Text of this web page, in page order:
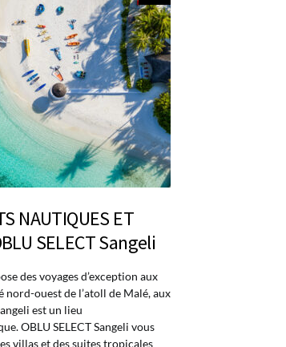
NAUTIQUES ET
SELECT Sangeli
des voyages d’exception aux
nord-ouest de l’atoll de Malé, aux
est un lieu
OBLU SELECT Sangeli vous
villas et des suites tropicales